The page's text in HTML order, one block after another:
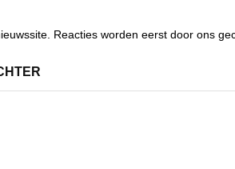
Reacties worden eerst door ons